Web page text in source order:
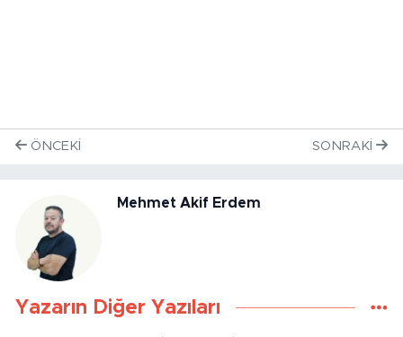
ÖNCEKI SONRAKI
Mehmet Akif Erdem
Yazarın Diğer Yazıları